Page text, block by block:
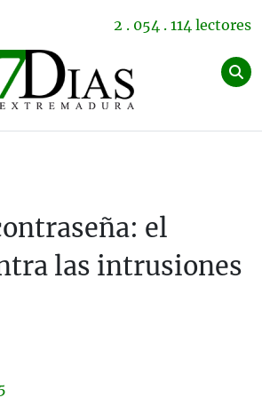
2 . 054 . 114 lectores
el
las intrusiones